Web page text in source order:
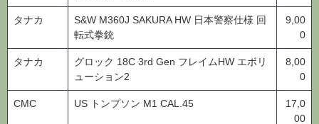
タナカ
S&W M360J SAKURA HW 日本警察仕様 回
転式拳銃
9,00
0
タナカ
グロック 18C 3rd Gen フレイムHW エボリ
ューション2
8,00
0
CMC US トンプソン M1 CAL.45
17,0
00